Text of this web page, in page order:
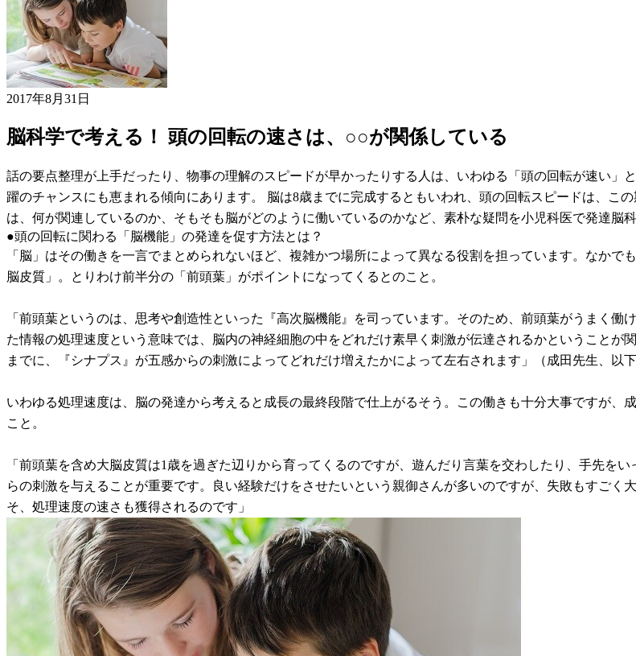
2017年8月31日
脳科学で考える！ 頭の回転の速さは、○○が関係している
話の要点整理が上手だったり、物事の理解のスピードが早かったりする人は、いわゆる「頭の回転が速い
躍のチャンスにも恵まれる傾向にあります。 脳は8歳までに完成するともいわれ、頭の回転スピードは、こ
は、何が関連しているのか、そもそも脳がどのように働いているのかなど、素朴な疑問を小児科医で発達脳
●頭の回転に関わる「脳機能」の発達を促す方法とは？
「脳」はその働きを一言でまとめられないほど、複雑かつ場所によって異なる役割を担っています。なか
脳皮質」。とりわけ前半分の「前頭葉」がポイントになってくるとのこと。
「前頭葉というのは、思考や創造性といった『高次脳機能』を司っています。そのため、前頭葉がうまく
た情報の処理速度という意味では、脳内の神経細胞の中をどれだけ素早く刺激が伝達されるかということ
までに、『シナプス』が五感からの刺激によってどれだけ増えたかによって左右されます」（成田先生、以下
いわゆる処理速度は、脳の発達から考えると成長の最終段階で仕上がるそう。この働きも十分大事ですが
こと。
「前頭葉を含め大脳皮質は1歳を過ぎた辺りから育ってくるのですが、遊んだり言葉を交わしたり、手先を
らの刺激を与えることが重要です。良い経験だけをさせたいという親御さんが多いのですが、失敗もすごく
そ、処理速度の速さも獲得されるのです」